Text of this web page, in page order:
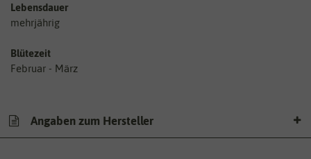
Lebensdauer
mehrjährig
Blütezeit
Februar - März
Angaben zum Hersteller